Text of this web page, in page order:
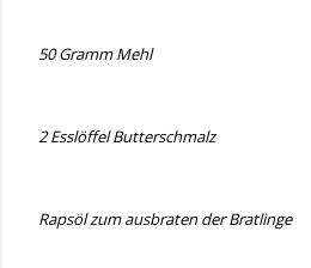
50 Gramm Mehl
2 Esslöffel Butterschmalz
Rapsöl zum ausbraten der Bratlinge